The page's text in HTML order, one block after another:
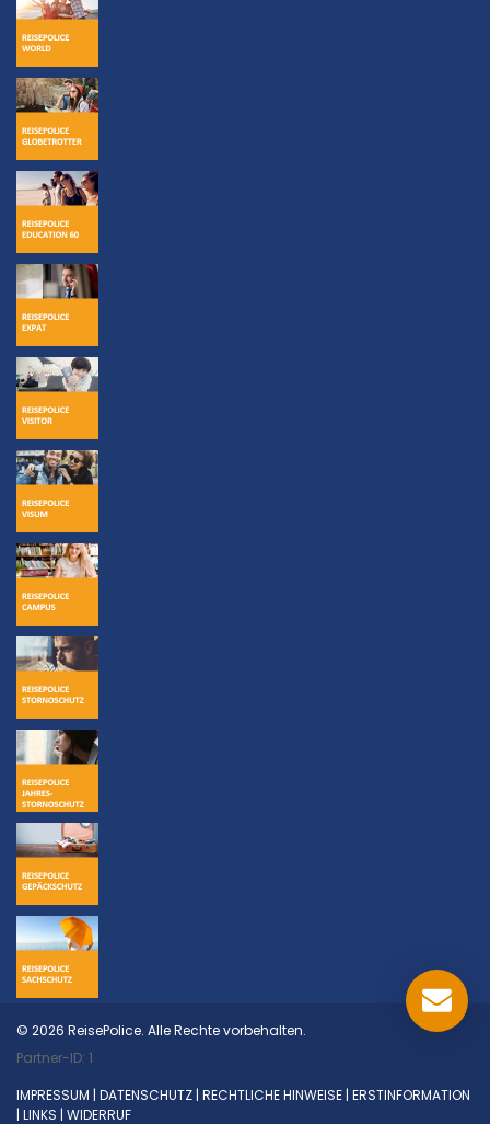
© 2026 ReisePolice. Alle Rechte vorbehalten.
Partner-ID: 1
IMPRESSUM | DATENSCHUTZ | RECHTLICHE HINWEISE | ERSTINFORMATION
| LINKS | WIDERRUF